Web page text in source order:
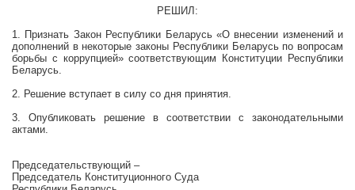
РЕШИЛ:
1. Признать Закон Республики Беларусь «О внесении изменений и
дополнений в некоторые законы Республики Беларусь по вопросам
борьбы с коррупцией» соответствующим Конституции Республики
Беларусь.
2. Решение вступает в силу со дня принятия.
3. Опубликовать решение в соответствии с законодательными
актами.
Председательствующий –
Председатель Конституционного Суда